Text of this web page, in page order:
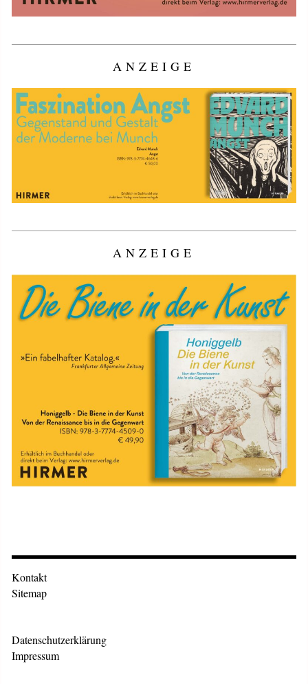
ANZEIGE
ANZEIGE
Kontakt
Sitemap
Datenschutzerklärung
Impressum